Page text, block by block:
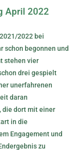
April 2022
2022 bei
schon begonnen und
stehen vier
drei gespielt
unerfahrenen
daran
die dort mit einer
in die
Engagement und
zu